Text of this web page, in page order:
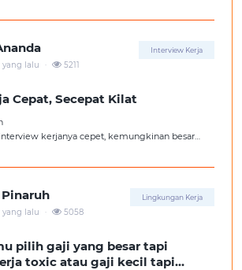
Interview Kerja
lalu . 5211
Cepat, Secepat Kilat
kerjanya cepet, kemungkinan besar
Lingkungan Kerja
lalu . 5058
pilih gaji yang besar tapi
toxic atau gaji kecil tapi